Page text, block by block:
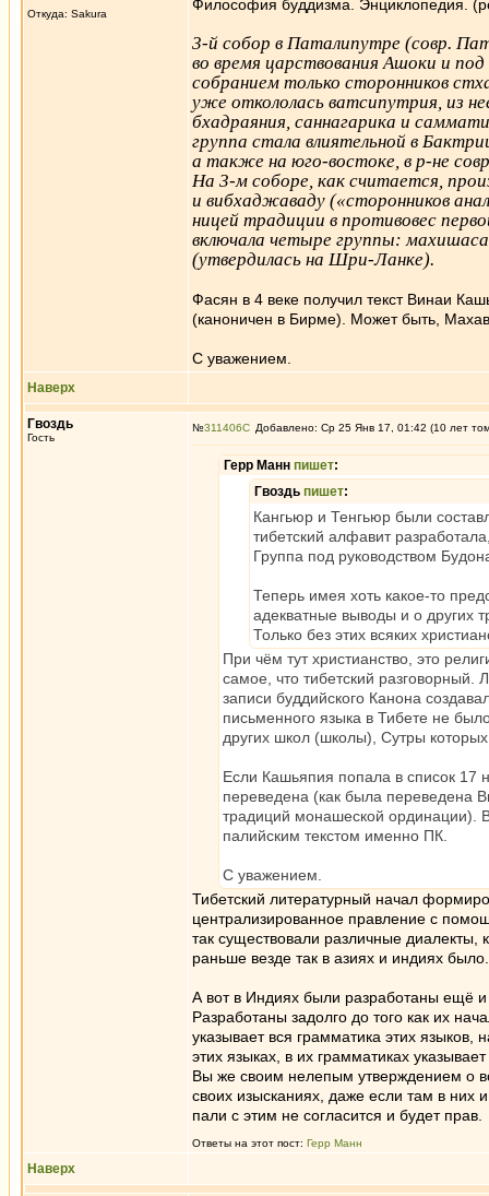
Откуда: Sakura
Философия буддизма. Энциклопедия.
3-й собор в Паталипутре (совр.
во время царствования Ашоки и
собранием только сторонников
уже откололась ватсипутрия, из
бхадраяния, саннагарика и
группа стала влиятельной в
а также на юго-востоке, в р-не
На 3-м соборе, как считается,
и вибхаджаваду («сторонников
ницей традиции в противовес
включала четыре группы:
(утвердилась на Шри-Ланке).
Фасян в 4 веке получил текст Винаи
(каноничен в Бирме). Может быть,
С уважением.
Наверх
Гвоздь
Гость
№311406 Добавлено: Ср 25 Янв 17, 01:42 (10 лет
Герр Манн пишет:
Гвоздь пишет:
Кангьюр и Тенгьюр были
тибетский алфавит
Группа под руководством
Теперь имея хоть какое-то
адекватные выводы и о других
Только без этих всяких
При чём тут христианство, это
самое, что тибетский разговорный.
записи буддийского Канона
письменного языка в Тибете не
других школ (школы), Сутры
Если Кашьяпия попала в список
переведена (как была переведена
традиций монашеской ординации).
палийским текстом именно ПК.
С уважением.
Тибетский литературный начал
централизированное правление с
так существовали различные диалекты,
раньше везде так в азиях и индиях было.
А вот в Индиях были разработаны ещё и
Разработаны задолго до того как их
указывает вся грамматика этих
этих языках, в их грамматиках
Вы же своим нелепым утверждением о
своих изысканиях, даже если там в них
пали с этим не согласится и будет прав.
Ответы на этот пост: Герр Манн
Наверх